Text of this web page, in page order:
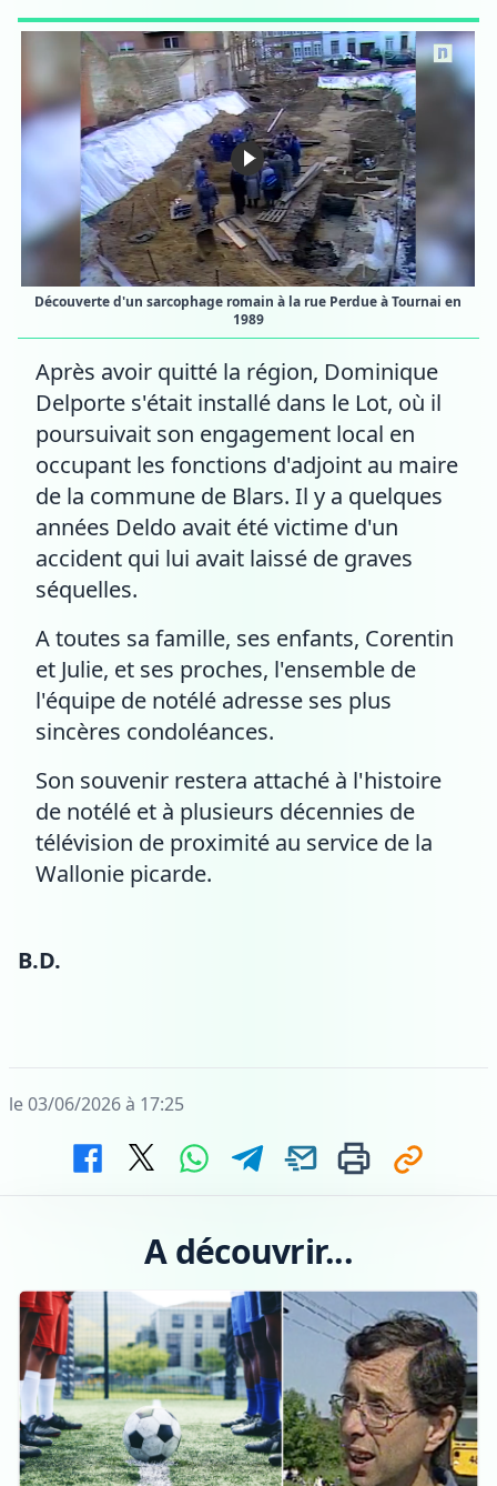
Découverte d'un sarcophage romain à la rue Perdue à Tournai en
1989
Après avoir quitté la région, Dominique
Delporte s'était installé dans le Lot, où il
poursuivait son engagement local en
occupant les fonctions d'adjoint au maire
de la commune de Blars. Il y a quelques
années Deldo avait été victime d'un
accident qui lui avait laissé de graves
séquelles.
A toutes sa famille, ses enfants, Corentin
et Julie, et ses proches, l'ensemble de
l'équipe de notélé adresse ses plus
sincères condoléances.
Son souvenir restera attaché à l'histoire
de notélé et à plusieurs décennies de
télévision de proximité au service de la
Wallonie picarde.
B.D.
le 03/06/2026 à 17:25
A découvrir...